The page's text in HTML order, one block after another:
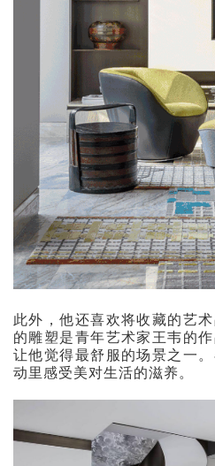
此外，他还喜欢将收藏的艺
的雕塑是青年艺术家王韦的
让他觉得最舒服的场景之一
动里感受美对生活的滋养。